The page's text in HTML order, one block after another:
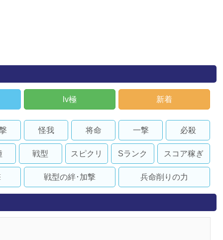
lv極 新着
怪我 将命 一撃 必殺
戦型 スピクリ Sランク スコア稼ぎ
戦型の絆･加撃 兵命削りの力